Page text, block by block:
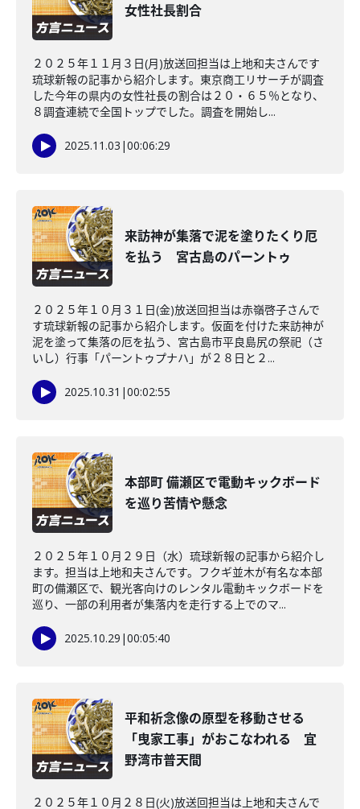
女性社長割合
２０２５年１１月３日(月)放送回担当は上地和夫さんです
琉球新報の記事から紹介します。東京商工リサーチが調査
した今年の県内の女性社長の割合は２０・６５％となり、
８調査連続で全国トップでした。調査を開始し...
2025.11.03 |00:06:29
来訪神が集落で泥を塗りたくり厄
を払う 宮古島のパーントゥ
２０２５年１０月３１日(金)放送回担当は赤嶺啓子さんで
す琉球新報の記事から紹介します。仮面を付けた来訪神が
泥を塗って集落の厄を払う、宮古島市平良島尻の祭祀（さ
いし）行事「パーントゥプナハ」が２８日と２...
2025.10.31 |00:02:55
本部町 備瀬区で電動キックボード
を巡り苦情や懸念
２０２５年１０月２９日（水）琉球新報の記事から紹介し
ます。担当は上地和夫さんです。フクギ並木が有名な本部
町の備瀬区で、観光客向けのレンタル電動キックボードを
巡り、一部の利用者が集落内を走行する上でのマ...
2025.10.29 |00:05:40
平和祈念像の原型を移動させる
「曳家工事」がおこなわれる 宜
野湾市普天間
２０２５年１０月２８日(火)放送回担当は上地和夫さんで